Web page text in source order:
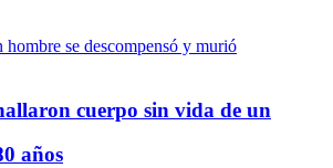
cuerpo sin vida de un
años